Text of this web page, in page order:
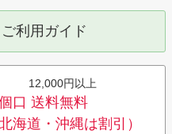
ご利用ガイド
12,000円以上
口 送料無料
北海道・沖縄は割引）